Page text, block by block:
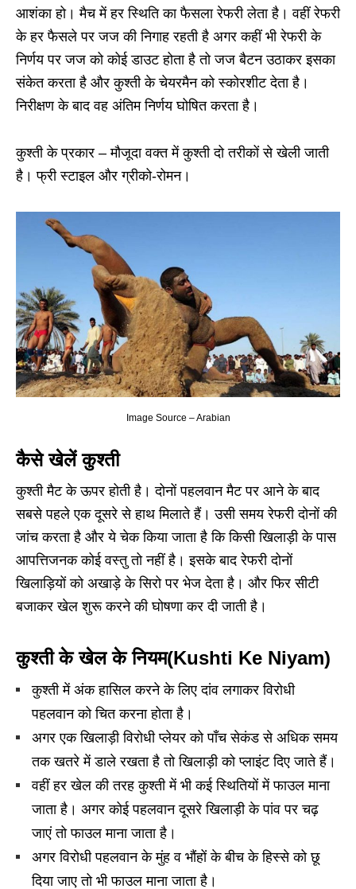
आशंका हो। मैच में हर स्थिति का फैसला रेफरी लेता है। वहीं रेफरी
के हर फैसले पर जज की निगाह रहती है अगर कहीं भी रेफरी के
निर्णय पर जज को कोई डाउट होता है तो जज बैटन उठाकर इसका
संकेत करता है और कुश्ती के चेयरमैन को स्कोरशीट देता है।
निरीक्षण के बाद वह अंतिम निर्णय घोषित करता है।
कुश्ती के प्रकार – मौजूदा वक्त में कुश्ती दो तरीकों से खेली जाती
है। फ्री स्टाइल और ग्रीको-रोमन।
Image Source – Arabian
कैसे खेलें कुश्ती
कुश्ती मैट के ऊपर होती है। दोनों पहलवान मैट पर आने के बाद
सबसे पहले एक दूसरे से हाथ मिलाते हैं। उसी समय रेफरी दोनों की
जांच करता है और ये चेक किया जाता है कि किसी खिलाड़ी के पास
आपत्तिजनक कोई वस्तु तो नहीं है। इसके बाद रेफरी दोनों
खिलाड़ियों को अखाड़े के सिरो पर भेज देता है। और फिर सीटी
बजाकर खेल शुरू करने की घोषणा कर दी जाती है।
कुश्ती के खेल के नियम(Kushti Ke Niyam)
कुश्ती में अंक हासिल करने के लिए दांव लगाकर विरोधी
पहलवान को चित करना होता है।
अगर एक खिलाड़ी विरोधी प्लेयर को पाँच सेकंड से अधिक समय
तक खतरे में डाले रखता है तो खिलाड़ी को प्लाइंट दिए जाते हैं।
वहीं हर खेल की तरह कुश्ती में भी कई स्थितियों में फाउल माना
जाता है। अगर कोई पहलवान दूसरे खिलाड़ी के पांव पर चढ़
जाएं तो फाउल माना जाता है।
अगर विरोधी पहलवान के मुंह व भौंहों के बीच के हिस्से को छू
दिया जाए तो भी फाउल माना जाता है।